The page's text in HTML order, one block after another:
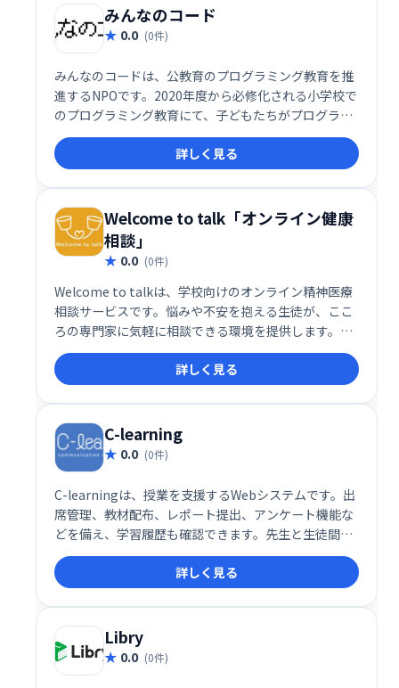
みんなのコード
0.0 (0件)
みんなのコードは、公教育のプログラミング教育を推
進するNPOです。2020年度から必修化される小学校で
のプログラミング教育にて、子どもたちがプログラミ
ングを楽しめる授業が日本中に広まるよう、学校の先
生等への支援を企業・行政と協力しながら実施してい
ます。
詳しく見る
Welcome to talk「オンライン健康
相談」
0.0 (0件)
Welcome to talkは、学校向けのオンライン精神医療
相談サービスです。悩みや不安を抱える生徒が、ここ
ろの専門家に気軽に相談できる環境を提供します。オ
ンラインで手軽に利用でき、プライバシーにも配慮し
た安心できるサービスです。専門家の的確なアドバイ
スで、生徒たちの心身の健康をサポートします。
詳しく見る
C-learning
0.0 (0件)
C-learningは、授業を支援するWebシステムです。出
席管理、教材配布、レポート提出、アンケート機能な
どを備え、学習履歴も確認できます。先生と生徒間の
コミュニケーションを円滑にし、効率的な学習環境を
提供します。
詳しく見る
Libry
0.0 (0件)